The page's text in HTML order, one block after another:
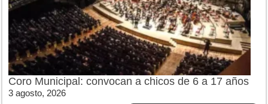
Coro Municipal: convocan a chicos de 6 a 17 años
3 agosto, 2026